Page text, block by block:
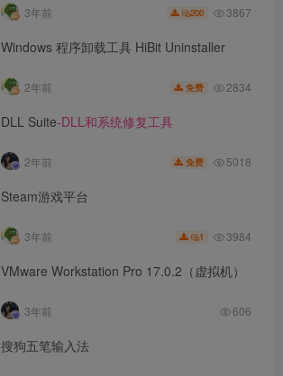
3年前 200 3867
Windows 程序卸载工具 HiBit Uninstaller
2年前 免费 2834
DLL Suite-DLL和系统修复工具
2年前 免费 5018
Steam游戏平台
3年前 1 3984
VMware Workstation Pro 17.0.2（虚拟机）
3年前 606
搜狗五笔输入法